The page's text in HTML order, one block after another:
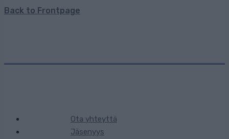
Back to Frontpage
Ota yhteyttä
Jäsenyys